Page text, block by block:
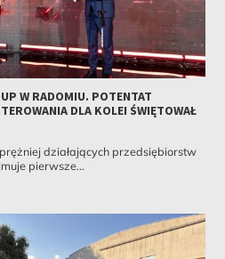
W RADOMIU. POTENTAT
DLA KOLEI ŚWIĘTOWAŁ
działających przedsiębiorstw
pierwsze...